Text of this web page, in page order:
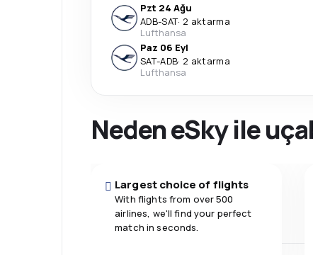
Pzt 24 Ağu
ADB-SAT· 2 aktarma
Lufthansa
Paz 06 Eyl
SAT-ADB· 2 aktarma
Lufthansa
Neden eSky ile
Largest choice of flights
With flights from over 500
airlines, we'll find your perfect
match in seconds.